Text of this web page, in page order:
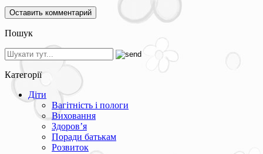
Пошук
Категорії
Діти
Вагітність і пологи
Виховання
Здоров’я
Поради батькам
Розвиток